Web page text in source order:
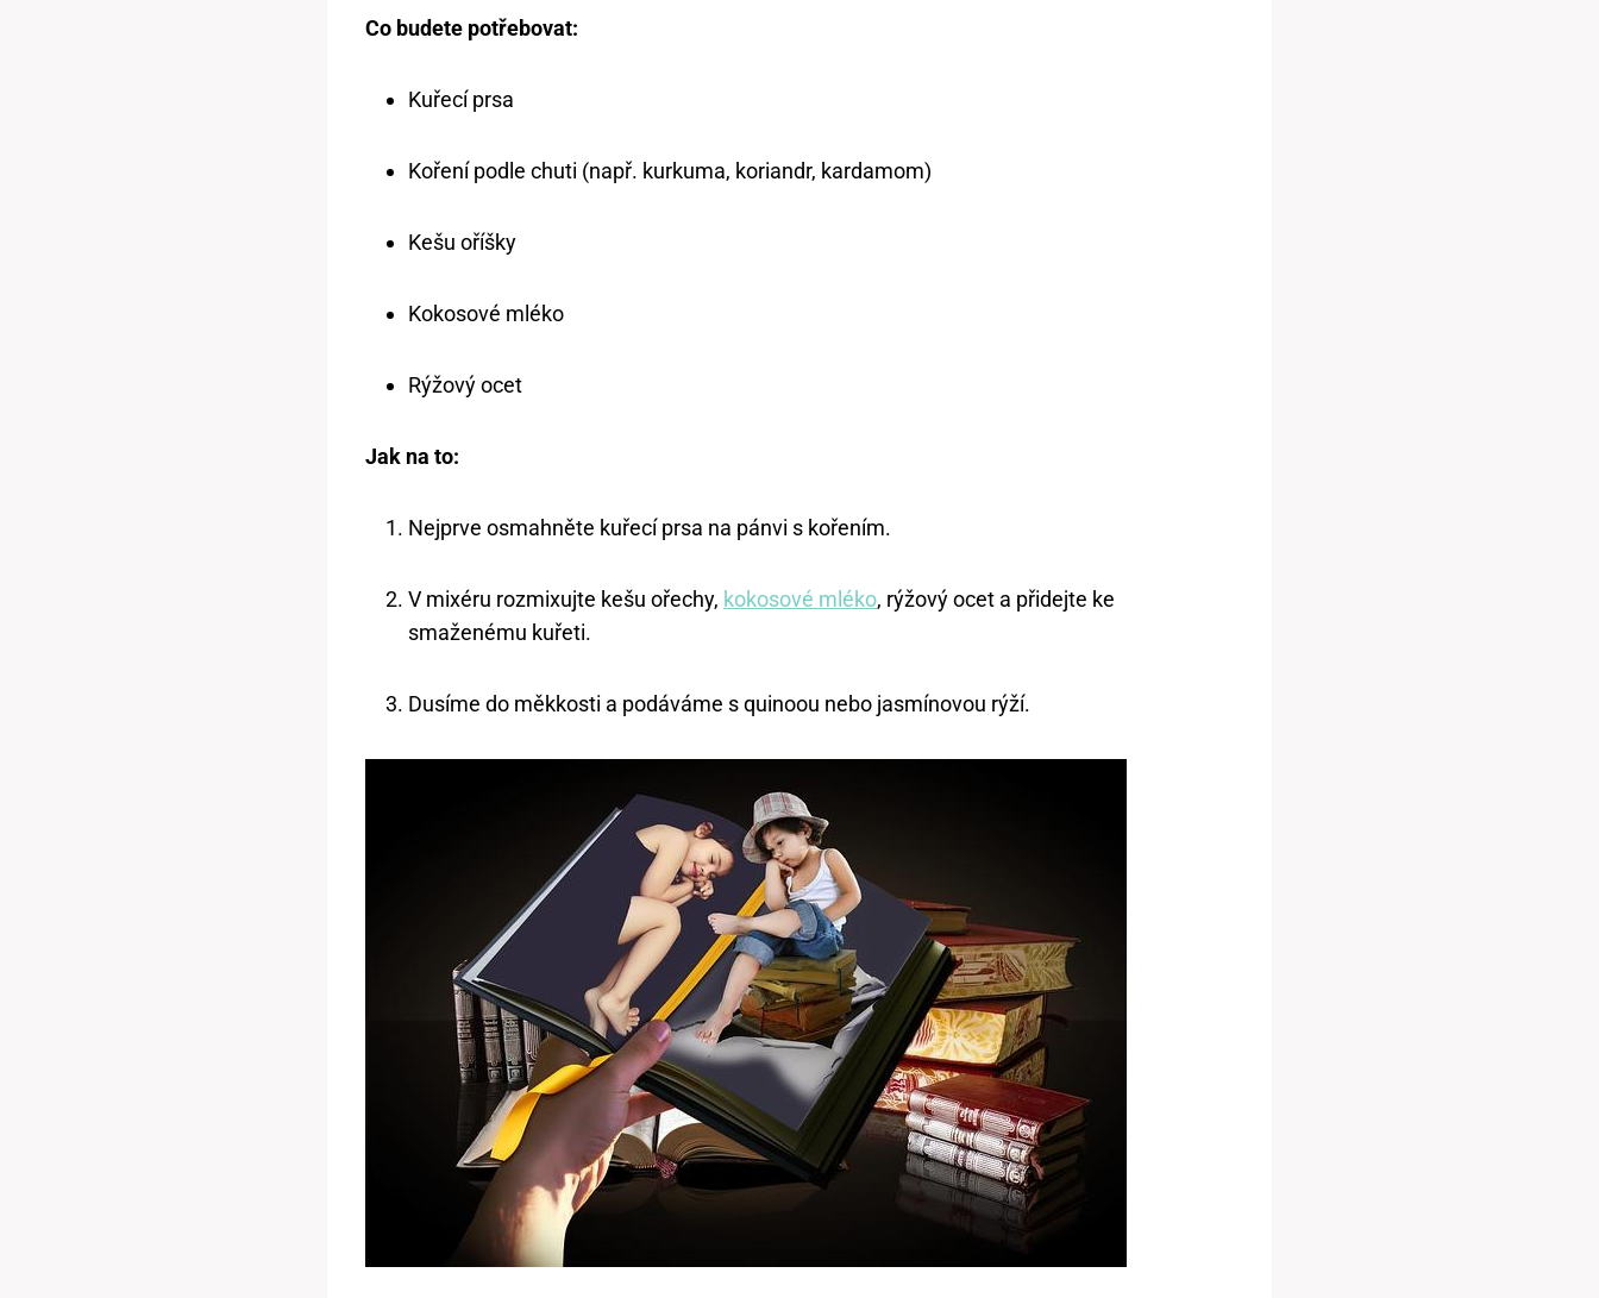
Co budete potřebovat:
Kuřecí prsa
Koření podle chuti (např. kurkuma, koriandr, kardamom)
Kešu oříšky
Kokosové mléko
Rýžový ocet
Jak na to:
Nejprve osmahněte kuřecí prsa na pánvi s kořením.
V mixéru rozmixujte kešu ořechy, kokosové mléko, rýžový ocet a přidejte ke
smaženému kuřeti.
Dusíme do měkkosti a podáváme s quinoou nebo jasmínovou rýží.